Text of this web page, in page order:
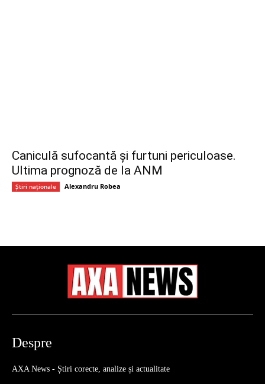
Caniculă sufocantă și furtuni periculoase.
Ultima prognoză de la ANM
Știri naționale Alexandru Robea
Despre
AXA News - Știri corecte, analize și actualitate